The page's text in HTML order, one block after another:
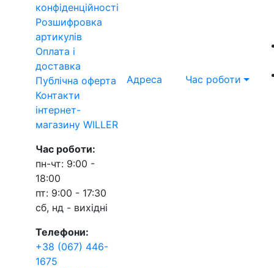
конфіденційності
Розшифровка
артикулів
Оплата і
доставка
Публічна оферта
Контакти
інтернет-
магазину WILLER
Час роботи:
пн-чт: 9:00 -
18:00
пт: 9:00 - 17:30
сб, нд - вихідні
Телефони:
+38 (067) 446-
1675
Адреса Час роботи